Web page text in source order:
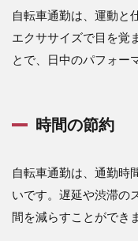
自転車通勤は、運動と
エクササイズで目を覚
とで、日中のパフォー
時間の節約
自転車通勤は、通勤時
いです。遅延や渋滞の
間を減らすことができ